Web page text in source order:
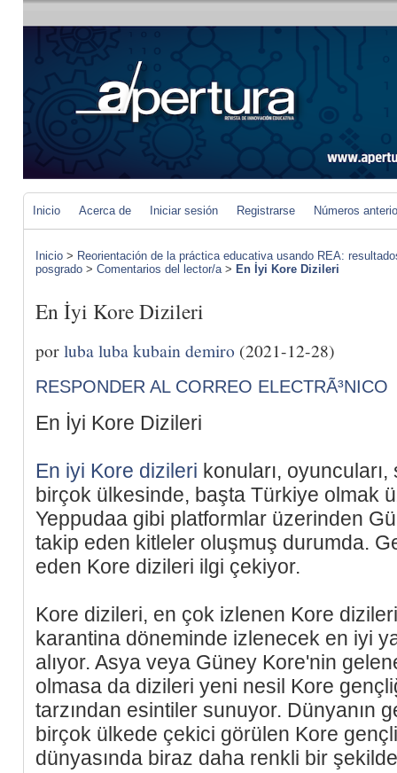
Inicio Acerca de Iniciar sesión Registrarse Números
Inicio > Reorientación de la práctica educativa usando REA:
posgrado > Comentarios del lector/a> En İyi Kore Dizileri
En İyi Kore Dizileri
porluba luba kubain demiro (2021-12-28)
RESPONDER AL CORREO ELECTRÃ³NICO
En İyi Kore Dizileri
En iyi Kore dizileri konuları,
birçok ülkesinde, başta Türkiye olmak
Yeppudaa gibi platformlar üzerinden
takip eden kitleler oluşmuş durumda.
eden Kore dizileri ilgi çekiyor.
Kore dizileri, en çok izlenen Kore
karantina döneminde izlenecek en iyi
alıyor. Asya veya Güney Kore'nin
olmasa da dizileri yeni nesil Kore
tarzından esintiler sunuyor. Dünyanın
birçok ülkede çekici görülen Kore
dünyasında biraz daha renkli bir şekilde